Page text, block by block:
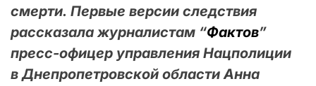
смерти. Первые версии следствия
рассказала журналистам “Фактов”
пресс-офицер управления Нацполиции
в Днепропетровской области Анна